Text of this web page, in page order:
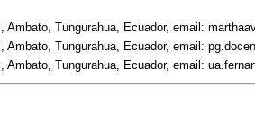
Ambato, Tungurahua, Ecuador, email:
Ambato, Tungurahua, Ecuador, email:
Ambato, Tungurahua, Ecuador, email: